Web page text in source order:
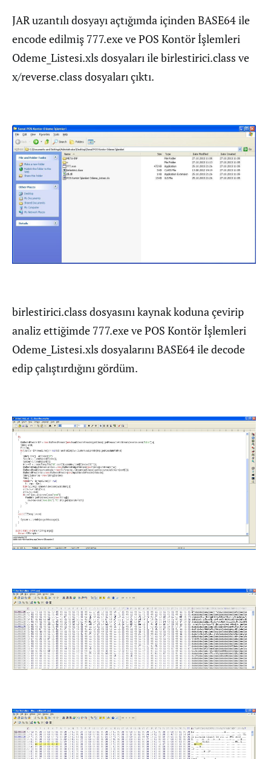
JAR uzantılı dosyayı açtığımda içinden BASE64 ile
encode edilmiş 777.exe ve POS Kontör İşlemleri
Odeme_Listesi.xls dosyaları ile birlestirici.class ve
x/reverse.class dosyaları çıktı.
birlestirici.class dosyasını kaynak koduna çevirip
analiz ettiğimde 777.exe ve POS Kontör İşlemleri
Odeme_Listesi.xls dosyalarını BASE64 ile decode
edip çalıştırdığını gördüm.